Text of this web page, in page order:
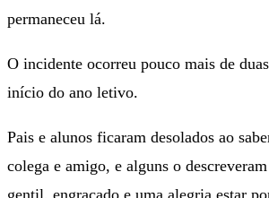
permaneceu lá.
O incidente ocorreu pouco mais de
início do ano letivo.
Pais e alunos ficaram desolados ao
colega e amigo, e alguns o
gentil, engraçado e uma alegria estar